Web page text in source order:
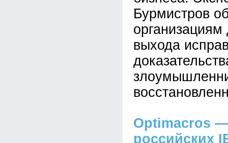
Бурмистров
организациям
выхода
Optimacros —
российских